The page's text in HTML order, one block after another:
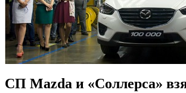
СП Mazda и «Соллерса»